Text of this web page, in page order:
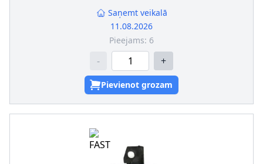
Saņemt veikalā
11.08.2026
Pieejams: 6
- +
Pievienot grozam